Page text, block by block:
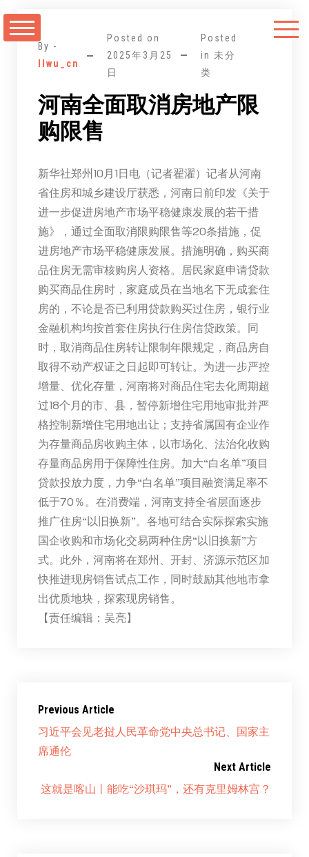
至
By -
llwu_cn
Posted on
2025年3月25
日
Posted
in 未分
类
河南全面取消房地产限
购限售
新华社郑州10月1日电（记者翟濯）记者从河南
省住房和城乡建设厅获悉，河南日前印发《关于
进一步促进房地产市场平稳健康发展的若干措
施》，通过全面取消限购限售等20条措施，促
进房地产市场平稳健康发展。措施明确，购买商
品住房无需审核购房人资格。居民家庭申请贷款
购买商品住房时，家庭成员在当地名下无成套住
房的，不论是否已利用贷款购买过住房，银行业
金融机构均按首套住房执行住房信贷政策。同
时，取消商品住房转让限制年限规定，商品房自
取得不动产权证之日起即可转让。为进一步严控
增量、优化存量，河南将对商品住宅去化周期超
过18个月的市、县，暂停新增住宅用地审批并严
格控制新增住宅用地出让；支持省属国有企业作
为存量商品房收购主体，以市场化、法治化收购
存量商品房用于保障性住房。加大“白名单”项目
贷款投放力度，力争“白名单”项目融资满足率不
低于70％。在消费端，河南支持全省层面逐步
推广住房“以旧换新”。各地可结合实际探索实施
国企收购和市场化交易两种住房“以旧换新”方
式。此外，河南将在郑州、开封、济源示范区加
快推进现房销售试点工作，同时鼓励其他地市拿
出优质地块，探索现房销售。
【责任编辑：吴亮】
Previous Article
习近平会见老挝人民革命党中央总书记、国家主
席通伦
Next Article
这就是喀山丨能吃“沙琪玛”，还有克里姆林宫？